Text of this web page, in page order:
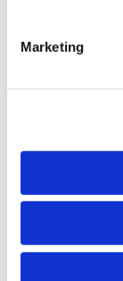
Marketing